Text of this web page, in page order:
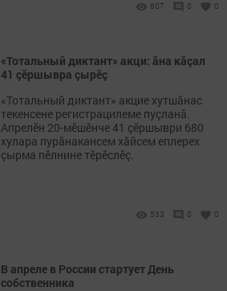
607 0 0
«Тотальный диктант» акци: ăна кăçал
41 çӗршывра çырӗç
«Тотальный диктант» акцие хутшăнас
текенсене регистрацилеме пуçланă.
Апрелӗн 20-мӗшӗнче 41 çӗршыври 680
хулара пурăнакансем хăйсем еплерех
çырма пӗлнине тӗрӗслӗç.
533 0 0
В апреле в России стартует День
собственника